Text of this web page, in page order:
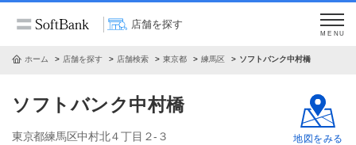
店舗を探す
MENU
ホーム 店舗を探す 店舗検索 東京都 練馬区 ソフトバンク中村橋
ソフトバンク中村橋
東京都練馬区中村北４丁目２‐３ 地図をみる